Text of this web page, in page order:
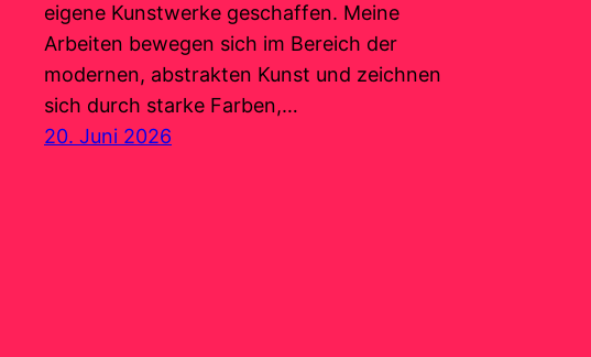
eigene Kunstwerke geschaffen. Meine
Arbeiten bewegen sich im Bereich der
modernen, abstrakten Kunst und zeichnen
sich durch starke Farben,…
20. Juni 2026